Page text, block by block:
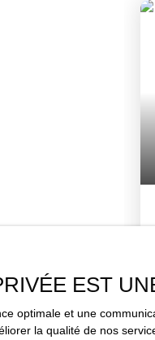
EST
optimale et une
la qualité de nos